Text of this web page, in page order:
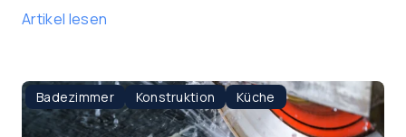
Artikel lesen
Badezimmer Konstruktion Küche